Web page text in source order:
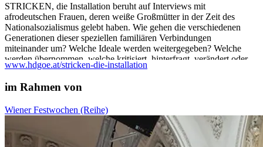
STRICKEN, die Installation beruht auf Interviews mit
afrodeutschen Frauen, deren weiße Großmütter in der Zeit des
Nationalsozialismus gelebt haben. Wie gehen die verschiedenen
Generationen dieser speziellen familiären Verbindungen
miteinander um? Welche Ideale werden weitergegeben? Welche
werden übernommen, welche kritisiert, hinterfragt, verändert oder
abgelehnt? Was denken Afrodeutsche über die
beeinflusst dieses Wissen die Beziehung? Wie beeinflusst dies den
gestaltet eine raumgreifende, multimediale Installation.
Eintritt frei.
Um Anmeldung wird gebeten.
www.hdgoe.at/stricken-die-installation
im Rahmen von
Wiener Festwochen (Reihe)